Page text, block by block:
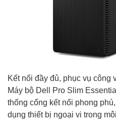
Kết nối đầy đủ, phục vụ công
Máy bộ Dell Pro Slim
thống cổng kết nối phong
dụng thiết bị ngoại vi trong